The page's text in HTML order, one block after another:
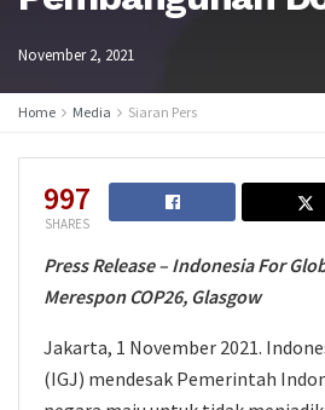
November 2, 2021
Home Media Siaran Pers
997
SHARES
Press Release – Indonesia For
Merespon COP26, Glasgow
Jakarta, 1 November 2021.
(IGJ) mendesak Pemerintah